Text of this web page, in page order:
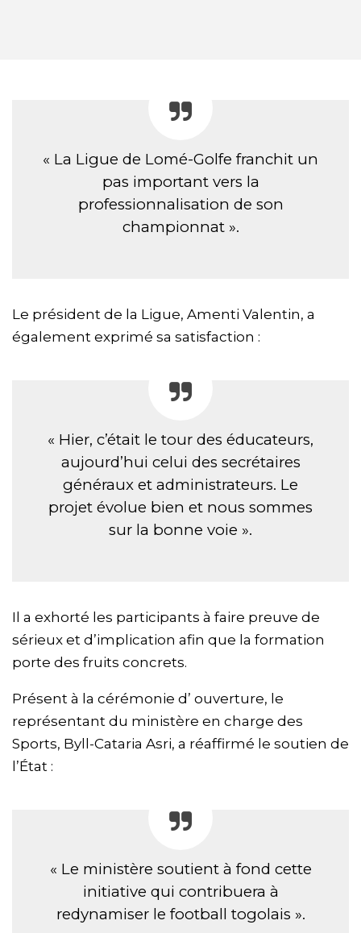
« La Ligue de Lomé-Golfe franchit un
pas important vers la
professionnalisation de son
championnat ».
Le président de la Ligue, Amenti Valentin, a
également exprimé sa satisfaction :
« Hier, c’était le tour des éducateurs,
aujourd’hui celui des secrétaires
généraux et administrateurs. Le
projet évolue bien et nous sommes
sur la bonne voie ».
Il a exhorté les participants à faire preuve de
sérieux et d’implication afin que la formation
porte des fruits concrets.
Présent à la cérémonie d’ ouverture, le
représentant du ministère en charge des
Sports, Byll-Cataria Asri, a réaffirmé le soutien de
l’État :
« Le ministère soutient à fond cette
initiative qui contribuera à
redynamiser le football togolais ».